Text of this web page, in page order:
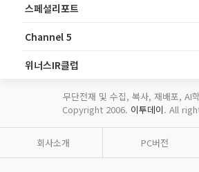
스페셜리포트
Channel 5
위너스IR클럽
무단전재 및 수집, 복사, 재배포, AI
Copyright 2006. 이투데이. All
회사소개 PC버전